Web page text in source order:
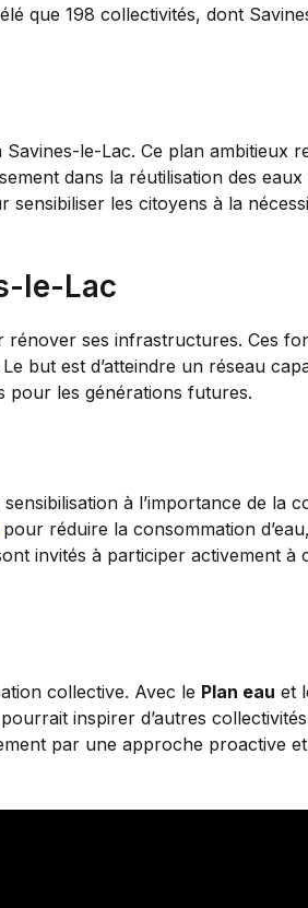
que 198 collectivités, dont
le-Lac. Ce plan ambitieux
dans la réutilisation des
sensibiliser les citoyens à la
le-Lac
rénover ses infrastructures. Ces
but est d’atteindre un réseau
pour les générations futures.
à l’importance de la
pour réduire la consommation
invités à participer activement à
collective. Avec le Plan eau et
inspirer d’autres
par une approche proactive